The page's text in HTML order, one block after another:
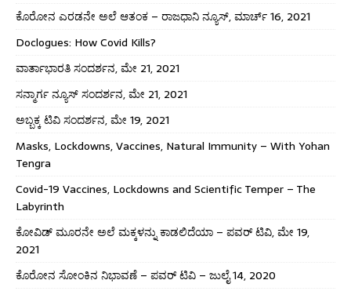
ಕೊರೋನ ಎರಡನೇ ಅಲೆ ಆತಂಕ – ರಾಜಧಾನಿ ನ್ಯೂಸ್, ಮಾರ್ಚ್ 16, 2021
Doclogues: How Covid Kills?
ವಾರ್ತಾಭಾರತಿ ಸಂದರ್ಶನ, ಮೇ 21, 2021
ಸನ್ಮಾರ್ಗ ನ್ಯೂಸ್ ಸಂದರ್ಶನ, ಮೇ 21, 2021
ಅಬ್ಬಕ್ಕ ಟಿವಿ ಸಂದರ್ಶನ, ಮೇ 19, 2021
Masks, Lockdowns, Vaccines, Natural Immunity – With Yohan
Tengra
Covid-19 Vaccines, Lockdowns and Scientific Temper – The
Labyrinth
ಕೋವಿಡ್ ಮೂರನೇ ಅಲೆ ಮಕ್ಕಳನ್ನು ಕಾಡಲಿದೆಯಾ – ಪವರ್ ಟಿವಿ, ಮೇ 19,
2021
ಕೊರೋನ ಸೋಂಕಿನ ನಿಭಾವಣೆ – ಪವರ್ ಟಿವಿ – ಜುಲೈ 14, 2020